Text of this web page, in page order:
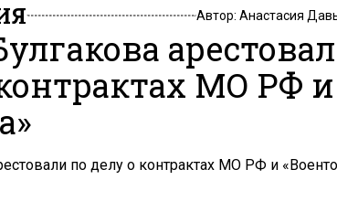
Автор: Анастасия
МО РФ и